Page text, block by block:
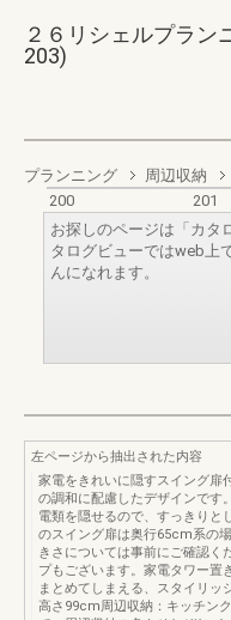
２６リシェルプラン
203)
プランニング 周辺収納
200
201
お探しのページは「カタ
タログビューではweb上
んになれます。
左ページから抽出された内容
家電をきれいに隠すスイング扉
の調和に配慮したデザインです
電類を隠せるので、すっきりと
のスイング扉は奥行65cm系の
きさについては事前にご確認く
プもございます。家電タワー置
まとめてしまえる、スタイリ
高さ99cm周辺収納：キッチン